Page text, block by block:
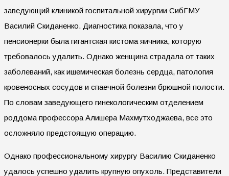
заведующий клиникой госпитальной хирургии СибГМУ
Василий Скиданенко. Диагностика показала, что у
пенсионерки была гигантская кистома яичника, которую
требовалось удалить. Однако женщина страдала от таких
заболеваний, как ишемическая болезнь сердца, патология
кровеносных сосудов и спаечной болезни брюшной полости.
По словам заведующего гинекологическим отделением
роддома профессора Алишера Махмутходжаева, все это
осложняло предстоящую операцию.
Однако профессиональному хирургу Василию Скиданенко
удалось успешно удалить крупную опухоль. Представители